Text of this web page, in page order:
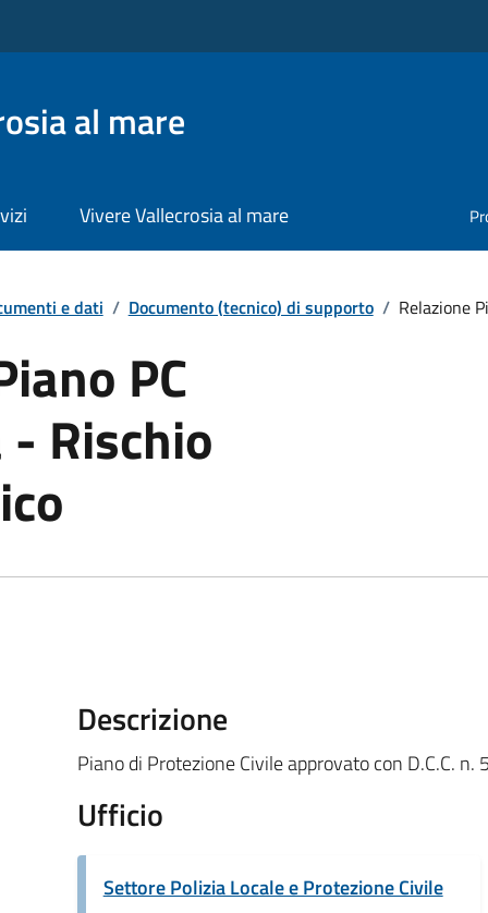
al mare
Vivere Vallecrosia al mare
e dati / Documento (tecnico) di supporto / Relazione
PC
Rischio
Descrizione
Piano di Protezione Civile approvato con D.C.C.
Ufficio
Settore Polizia Locale e Protezione Civile